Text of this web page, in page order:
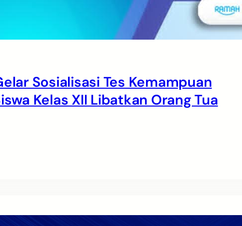
Sosialisasi Tes Kemampuan
Kelas XII Libatkan Orang Tua